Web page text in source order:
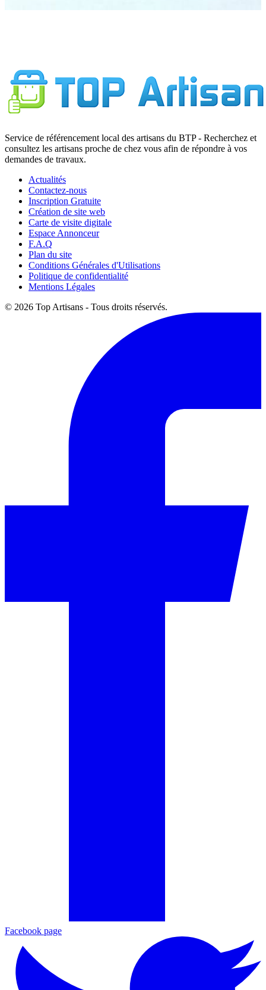
Service de référencement local des artisans du BTP - Recherchez et
consultez les artisans proche de chez vous afin de répondre à vos
demandes de travaux.
Actualités
Contactez-nous
Inscription Gratuite
Création de site web
Carte de visite digitale
Espace Annonceur
F.A.Q
Plan du site
Conditions Générales d'Utilisations
Politique de confidentialité
Mentions Légales
© 2026 Top Artisans - Tous droits réservés.
Facebook page